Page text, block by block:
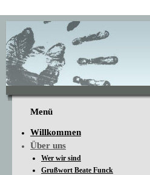
Menü
Willkommen
Über uns
Wer wir sind
Grußwort Beate Funck